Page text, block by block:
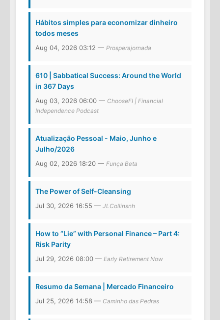
Hábitos simples para economizar dinheiro
todos meses
Aug 04, 2026 03:12 — Prosperajornada
610 | Sabbatical Success: Around the World
in 367 Days
Aug 03, 2026 06:00 — ChooseFI | Financial
Independence Podcast
Atualização Pessoal - Maio, Junho e
Julho/2026
Aug 02, 2026 18:20 — Funça Beta
The Power of Self-Cleansing
Jul 30, 2026 16:55 — JLCollinsnh
How to “Lie” with Personal Finance – Part 4:
Risk Parity
Jul 29, 2026 08:00 — Early Retirement Now
Resumo da Semana | Mercado Financeiro
Jul 25, 2026 14:58 — Caminho das Pedras